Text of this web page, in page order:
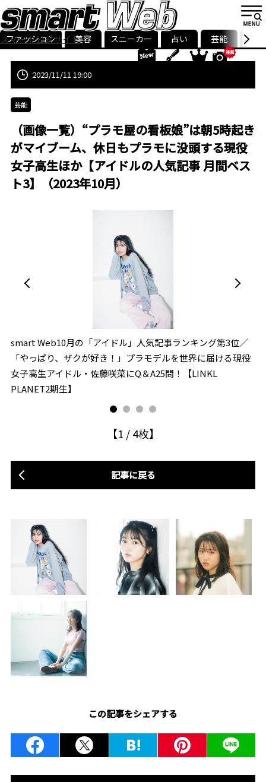
スマート公式サイト
smart最新号
記事一覧ランキング
ストリ
ファッション 美容 スニーカー 占い 芸能 グル
2023/11/11 19:00
芸能
（画像一覧）“プラモ屋の看板娘”は朝5時起き
がマイブーム、休日もプラモに没頭する現役
女子高生ほか【アイドルの人気記事 月間ベス
ト3】（2023年10月）
smart Web10月の「アイドル」人気記事ランキング第3位／
「やっぱり、ザクが好き！」プラモデルを世界に届ける現役
女子高生アイドル・佐藤咲菜にQ＆A25問！【LINKL
PLANET2期生】
【1 /4枚】
記事に戻る
この記事をシェアする